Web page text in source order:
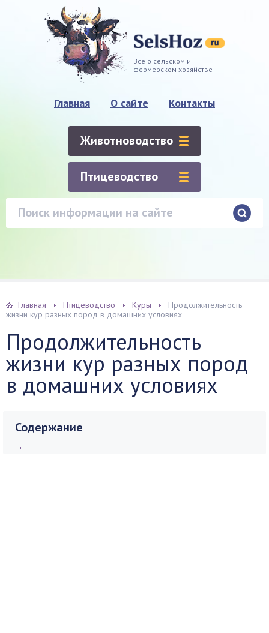
Все о сельском и
фермерском хозяйстве
Главная О сайте Контакты
Животноводство
Птицеводство
Главная Птицеводство Куры
Продолжительность
жизни кур разных пород в домашних условиях
Продолжительность
жизни кур разных пород
в домашних условиях
Содержание